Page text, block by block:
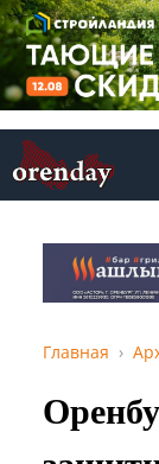
Главная